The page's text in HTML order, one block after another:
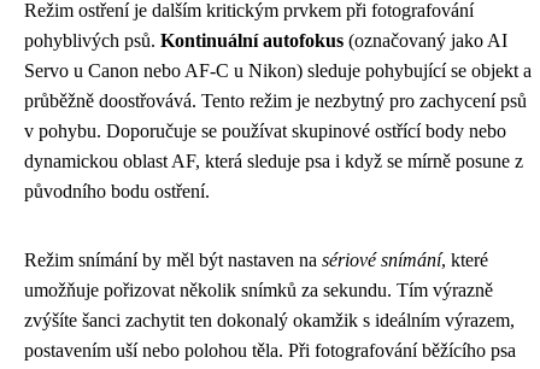
Režim ostření je dalším kritickým prvkem při fotografování
pohyblivých psů. Kontinuální autofokus (označovaný jako AI
Servo u Canon nebo AF-C u Nikon) sleduje pohybující se objekt a
průběžně doostřovává. Tento režim je nezbytný pro zachycení psů
v pohybu. Doporučuje se používat skupinové ostřící body nebo
dynamickou oblast AF, která sleduje psa i když se mírně posune z
původního bodu ostření.
Režim snímání by měl být nastaven na sériové snímání, které
umožňuje pořizovat několik snímků za sekundu. Tím výrazně
zvýšíte šanci zachytit ten dokonalý okamžik s ideálním výrazem,
postavením uší nebo polohou těla. Při fotografování běžícího psa